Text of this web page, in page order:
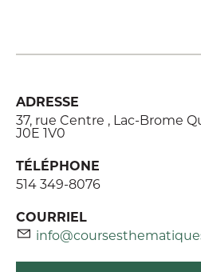
ADRESSE
37, rue Centre , Lac-Brome
J0E 1V0
TÉLÉPHONE
514 349-8076
COURRIEL